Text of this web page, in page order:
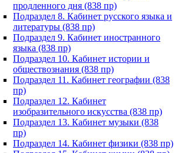
продленного дня (838 пр)
Подраздел 8. Кабинет русского языка и
литературы (838 пр)
Подраздел 9. Кабинет иностранного
языка (838 пр)
Подраздел 10. Кабинет истории и
обществознания (838 пр)
Подраздел 11. Кабинет географии (838
пр)
Подраздел 12. Кабинет
изобразительного искусства (838 пр)
Подраздел 13. Кабинет музыки (838
пр)
Подраздел 14. Кабинет физики (838 пр)